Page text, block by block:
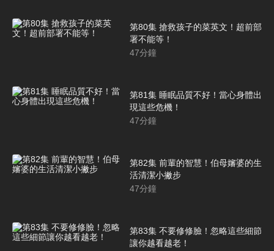
第80集 搶救孩子的菜英文！超前部
署不能等！
47分鐘
第81集 睡眠品質不好！當心身體出
現這些危機！
47分鐘
第82集 前輩的智慧！伯母嬸婆的生
活清潔小撇步
47分鐘
第83集 不要修修臉！忽略這些細節
讓你越看越老！